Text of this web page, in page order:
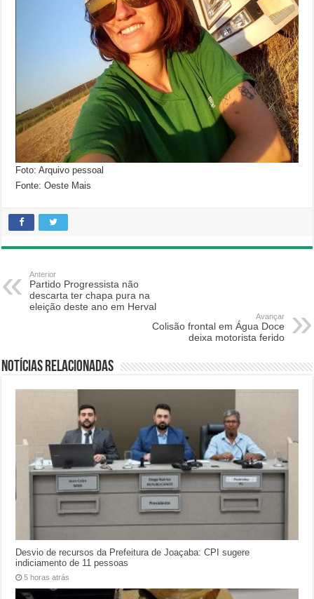
Foto: Arquivo pessoal
Fonte: Oeste Mais
Anterior
Partido Progressista não
descarta ter chapa pura na
eleição deste ano em Herval
Avançar
Colisão frontal em Água Doce
deixa motorista ferido
Notícias relacionadas
Desvio de recursos da Prefeitura de Joaçaba: CPI sugere
indiciamento de 11 pessoas
5 horas atrás